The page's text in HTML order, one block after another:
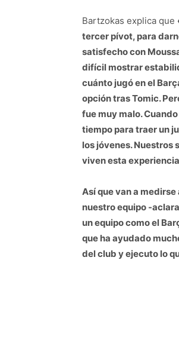
Bartzokas explica que
tercer pívot, para
satisfecho con
difícil mostrar
cuánto jugó en el
opción tras Tomic.
fue muy malo.
tiempo para traer un
los jóvenes. Nuestros
viven esta
Así que van a
nuestro equipo -
un equipo como el
que ha ayudado
del club y ejecuto lo